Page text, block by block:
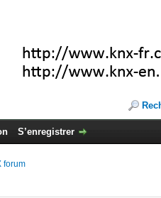
S’enregistrer
forum